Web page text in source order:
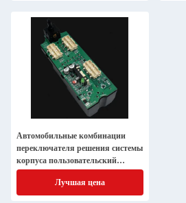
Автомобильные комбинации
переключателя решения системы
корпуса пользовательский
производитель печатных плат
Лучшая цена